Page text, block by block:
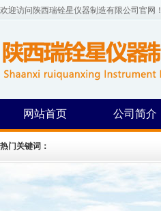
欢迎访问陕西瑞铨星仪器制造有限公司官网！
网站首页 公司简介
热门关键词：